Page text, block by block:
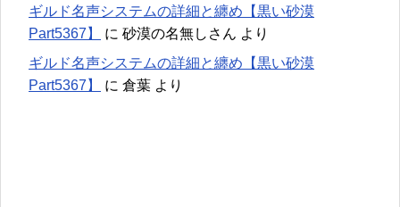
ギルド名声システムの詳細と纏め【黒い砂漠
Part5367】
に 砂漠の名無しさん より
ギルド名声システムの詳細と纏め【黒い砂漠
Part5367】
に 倉葉 より